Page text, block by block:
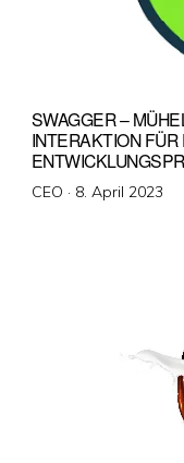
SWAGGER –
INTERAKTION
CEO · Veröffentlicht
8. April 2023